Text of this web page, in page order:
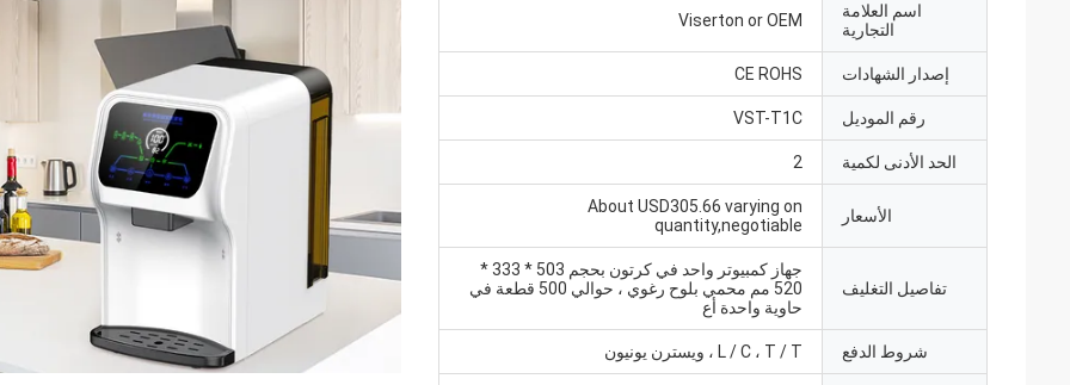
اسم العلامة
التجارية
Viserton or OEM
إصدار الشهادات CE ROHS
رقم الموديل VST-T1C
الحد الأدنى لكمية 2
الأسعار
About USD305.66 varying on
quantity,negotiable
تفاصيل التغليف
جهاز كمبيوتر واحد في كرتون بحجم 503 * 333 *
520 مم محمي بلوح رغوي ، حوالي 500 قطعة في
حاوية واحدة أع
شروط الدفع L / C ، T / T ، ويسترن يونيون